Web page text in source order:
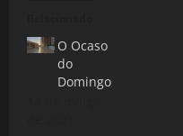
O Ocaso
do
Domingo